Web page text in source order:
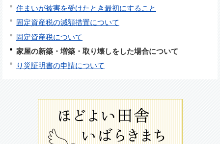
住まいが被害を受けたとき最初にすること
固定資産税の減額措置について
固定資産税について
家屋の新築・増築・取り壊しをした場合について
り災証明書の申請について